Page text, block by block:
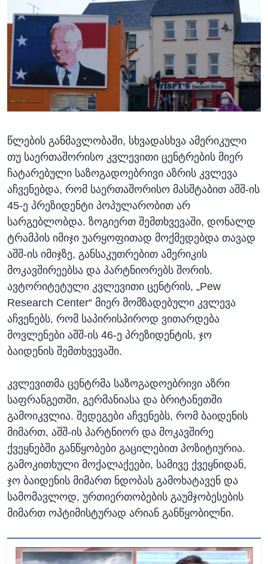
ᲡᲢᲣᲓᲘᲐ ᲕᲐᲨᲘᲜᲒᲢᲝᲜᲘ
ᲔᲙᲝᲜᲝᲛᲘᲙᲐ
ᲯᲐᲜᲛᲠᲗᲔᲚᲝᲑᲐ
ᲛᲔᲪᲜᲘᲔᲠᲔᲑᲐ
ᲘᲜᲢᲔᲠᲕᲘᲣ
ᲙᲣᲚᲢᲣᲠᲐ
ᲓᲔᲖᲘᲜᲤᲝᲠᲛᲐᲪᲘᲐ
Learning English
ᲗᲕᲐᲚᲘ ᲒᲕᲐᲓᲔᲕᲜᲔᲗ
ენები
წლების განმავლობაში, სხვადასხვა ამერიკული
თუ საერთაშორისო კვლევითი ცენტრების მიერ
ჩატარებული საზოგადოებრივი აზრის კვლევა
აჩვენებდა, რომ საერთაშორისო მასშტაბით აშშ-ის
45-ე პრეზიდენტი პოპულარობით არ
სარგებლობდა. ზოგიერთ შემთხვევაში, დონალდ
ტრამპის იმიჯი უარყოფითად მოქმედებდა თავად
აშშ-ის იმიჯზე, განსაკუთრებით ამერიკის
მოკავშირეებსა და პარტნიორებს შორის.
ავტორიტეტული კვლევითი ცენტრის, „Pew
Research Center“ მიერ მომზადებული კვლევა
აჩვენებს, რომ საპირისპიროდ ვითარდება
მოვლენები აშშ-ის 46-ე პრეზიდენტის, ჯო
ბაიდენის შემთხვევაში.
კვლევითმა ცენტრმა საზოგადოებრივი აზრი
საფრანგეთში, გერმანიასა და ბრიტანეთში
გამოიკვლია. შედეგები აჩვენებს, რომ ბაიდენის
მიმართ, აშშ-ის პარტნიორ და მოკავშირე
ქვეყნებში განწყობები გაცილებით პოზიტიურია.
გამოკითხული მოქალაქეები, სამივე ქვეყნიდან,
ჯო ბაიდენის მიმართ ნდობას გამოხატავენ და
სამომავლოდ, ურთიერთობების გაუმჯობესების
მიმართ ოპტიმისტურად არიან განწყობილნი.